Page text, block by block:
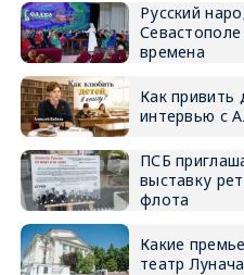
Русский
времена
Как
интервью с
ПСБ
выставку
флота
Какие
театр